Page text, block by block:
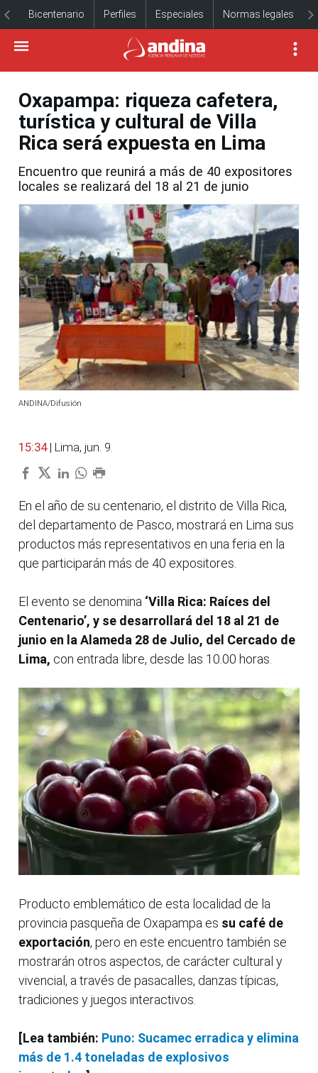
Bicentenario Perfiles Especiales Normas legales
Oxapampa: riqueza cafetera,
turística y cultural de Villa
Rica será expuesta en Lima
Encuentro que reunirá a más de 40 expositores
locales se realizará del 18 al 21 de junio
ANDINA/Difusión
15:34 | Lima, jun. 9.
En el año de su centenario, el distrito de Villa Rica,
del departamento de Pasco, mostrará en Lima sus
productos más representativos en una feria en la
que participarán más de 40 expositores.
El evento se denomina ‘Villa Rica: Raíces del
Centenario’, y se desarrollará del 18 al 21 de
junio en la Alameda 28 de Julio, del Cercado de
Lima, con entrada libre, desde las 10.00 horas.
Producto emblemático de esta localidad de la
provincia pasqueña de Oxapampa es su café de
exportación, pero en este encuentro también se
mostrarán otros aspectos, de carácter cultural y
vivencial, a través de pasacalles, danzas típicas,
tradiciones y juegos interactivos.
[Lea también: Puno: Sucamec erradica y elimina
más de 1.4 toneladas de explosivos